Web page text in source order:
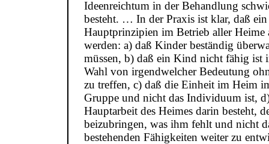
Ideenreichtum in der Behandlung
besteht. … In der Praxis ist klar, daß
Hauptprinzipien im Betrieb aller Heime
werden: a) daß Kinder beständig
müssen, b) daß ein Kind nicht fähig ist
Wahl von irgendwelcher Bedeutung
zu treffen, c) daß die Einheit im Heim
Gruppe und nicht das Individuum ist,
Hauptarbeit des Heimes darin besteht,
beizubringen, was ihm fehlt und nicht
bestehenden Fähigkeiten weiter zu